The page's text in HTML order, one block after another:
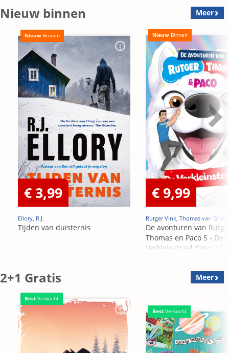
Nieuw binnen Meer
Nieuw Binnen
€ 3,99
Ellory, R.J.
Tijden van duisternis
Nieuw Binnen
€ 9,99
Rutger Vink, Thomas van
De avonturen van
Thomas en Paco 5 - De
Verkleinstraal (Special
2+1 Gratis Meer
Best Verkocht
Best Verkocht